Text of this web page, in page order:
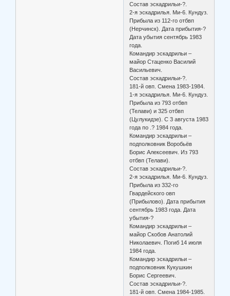
Состав эскадрильи-?.
2-я эскадрилья. Ми-6. Кундуз.
Прибыла из 112-го отбвп
(Нерчинск). Дата прибытия-?
Дата убытия сентябрь 1983
года.
Командир эскадрильи –
майор Стаценко Василий
Васильевич.
Состав эскадрильи-?.
181-й овп. Смена 1983-1984.
1-я эскадрилья. Ми-6. Кундуз.
Прибыла из 793 отбвп
(Телави) и 325 отбвп
(Цулукидзе). С 3 августа 1983
года по .? 1984 года.
Командир эскадрильи –
подполковник Воробьёв
Борис Алексеевич. Из 793
отбвп (Телави).
Состав эскадрильи-?.
2-я эскадрилья. Ми-6. Кундуз.
Прибыла из 332-го
Гвардейского овп
(Прибылово). Дата прибытия
сентябрь 1983 года. Дата
убытия-?
Командир эскадрильи –
майор Скобов Анатолий
Николаевич. Погиб 14 июля
1984 года.
Командир эскадрильи –
подполковник Кукушкин
Борис Сергеевич.
Состав эскадрильи-?.
181-й овп. Смена 1984-1985.